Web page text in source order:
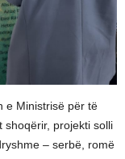
e Ministrisë për të
shoqërir, projekti solli
– serbë, romë